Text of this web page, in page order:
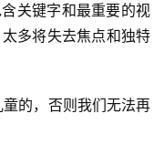
关键字和最重要的视
多将失去焦点和独特
的，否则我们无法再